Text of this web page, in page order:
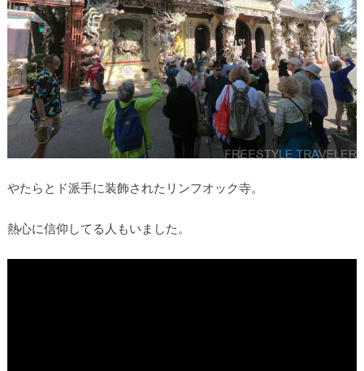
やたらとド派手に装飾されたリンフオック寺。
熱心に信仰してる人もいました。